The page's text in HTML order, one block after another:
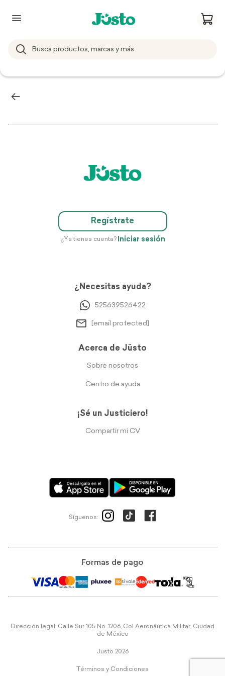
Regístrate
¿Ya tienes cuenta? Iniciar sesión
¿Necesitas ayuda?
525639526422
[email protected]
Acerca de Jüsto
Sobre nosotros
Centro de ayuda
¡Sé un Justiciero!
Compartir mi CV
Síguenos:
Formas de pago
Dirección legal: Calle Sur 105 No. 1206, Col Aeronáutica Militar, Ciudad
de México
Justo 2026
Términos y Condiciones